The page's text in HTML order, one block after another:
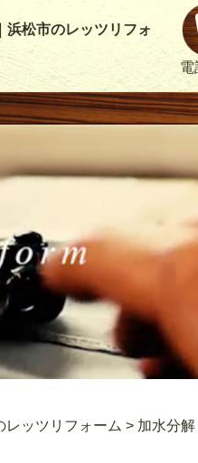
浜松市のレッツリフォ
電
レッツリフォーム > 加水分解